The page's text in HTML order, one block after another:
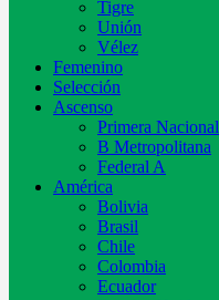
Tigre
Unión
Vélez
Femenino
Selección
Ascenso
Primera Nacional
B Metropolitana
Federal A
América
Bolivia
Brasil
Chile
Colombia
Ecuador